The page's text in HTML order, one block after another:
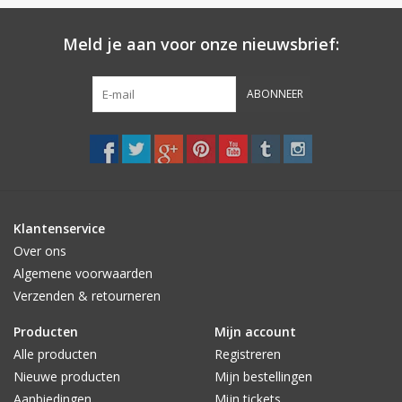
Meld je aan voor onze nieuwsbrief:
ABONNEER
Klantenservice
Over ons
Algemene voorwaarden
Verzenden & retourneren
Producten
Alle producten
Nieuwe producten
Mijn account
Registreren
Mijn bestellingen